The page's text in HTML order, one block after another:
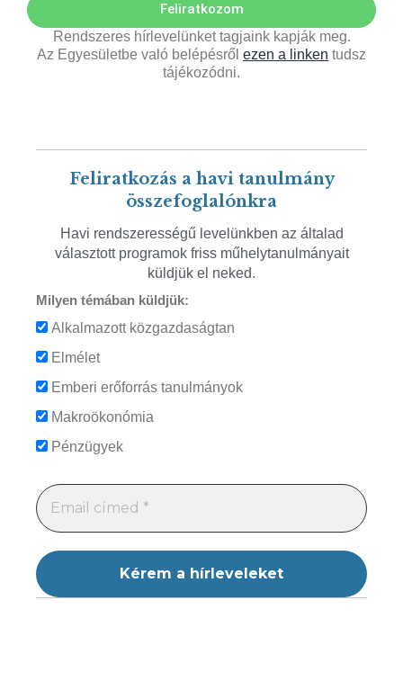
Feliratkozom
Rendszeres hírlevelünket tagjaink kapják meg.
Az Egyesületbe való belépésről ezen a linken tudsz
tájékozódni.
Feliratkozás a havi tanulmány
összefoglalónkra
Havi rendszerességű levelünkben az általad
választott programok friss műhelytanulmányait
küldjük el neked.
Milyen témában küldjük:
Alkalmazott közgazdaságtan
Elmélet
Emberi erőforrás tanulmányok
Makroökonómia
Pénzügyek